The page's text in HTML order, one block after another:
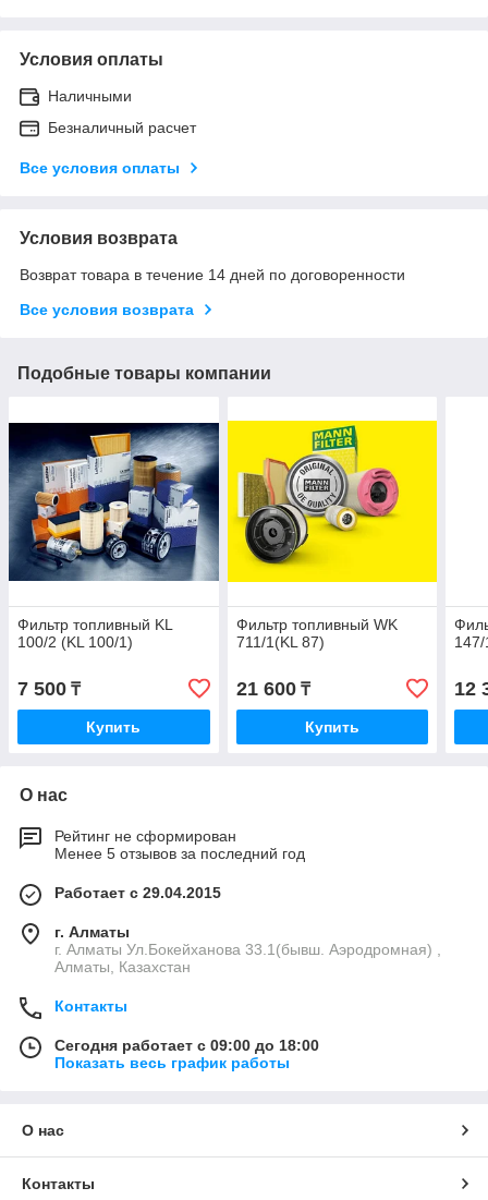
Условия оплаты
Наличными
Безналичный расчет
Все условия оплаты
Условия возврата
Возврат товара в течение 14 дней по договоренности
Все условия возврата
Подобные товары компании
Фильтр топливный KL
100/2 (KL 100/1)
7 500 ₸
Купить
Фильтр топливный WK
711/1(KL 87)
21 600₸
Купить
147/
12
О нас
Рейтинг не сформирован
Менее 5 отзывов за последний год
Работает с 29.04.2015
г. Алматы
г. Алматы Ул.Бокейханова 33.1(бывш. Аэродромная) ,
Алматы, Казахстан
Контакты
Сегодня работает с 09:00 до 18:00
Показать весь график работы
О нас
Контакты